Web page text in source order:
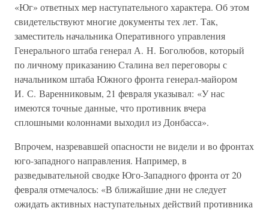
«Юг» ответных мер наступательного характера. Об этом
свидетельствуют многие документы тех лет. Так,
заместитель начальника Оперативного управления
Генерального штаба генерал А. Н. Боголюбов, который
по личному приказанию Сталина вел переговоры с
начальником штаба Южного фронта генерал-майором
И. С. Варенниковым, 21 февраля указывал: «У нас
имеются точные данные, что противник вчера
сплошными колоннами выходил из Донбасса».
Впрочем, назревавшей опасности не видели и во фронтах
юго-западного направления. Например, в
разведывательной сводке Юго-Западного фронта от 20
февраля отмечалось: «В ближайшие дни не следует
ожидать активных наступательных действий противника